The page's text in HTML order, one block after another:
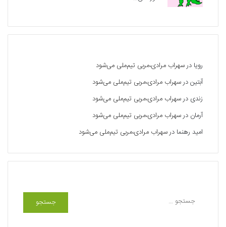
رویا درسهراب مرادی،مربی تیم‌ملی می‌شود
آبتیندرسهراب مرادی،مربی تیم‌ملی می‌شود
زندی درسهراب مرادی،مربی تیم‌ملی می‌شود
آرمان درسهراب مرادی،مربی تیم‌ملی می‌شود
امید رهنما درسهراب مرادی،مربی تیم‌ملی می‌شود